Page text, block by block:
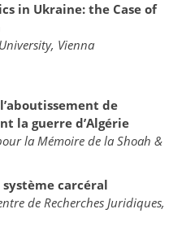
in Ukraine: the Case of
Vienna
l’aboutissement de
la guerre d’Algérie
la Mémoire de la Shoah &
carcéral
de Recherches Juridiques,